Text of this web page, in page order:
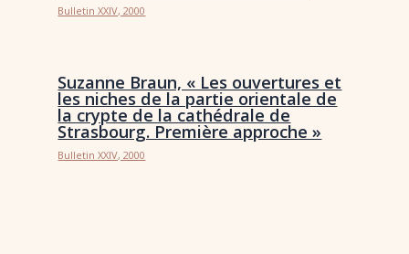
Bulletin XXIV, 2000
Suzanne Braun, « Les ouvertures et
les niches de la partie orientale de
la crypte de la cathédrale de
Strasbourg. Première approche »
Bulletin XXIV, 2000